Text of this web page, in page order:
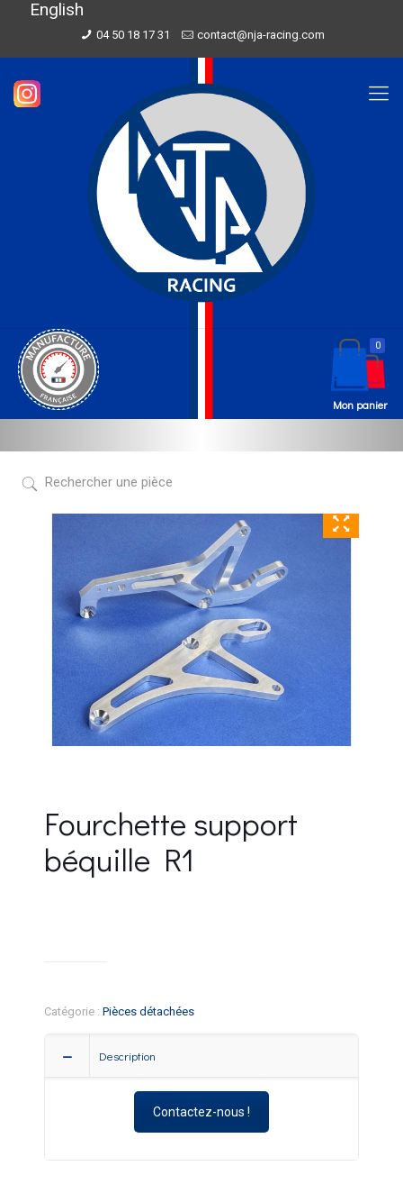
English
04 50 18 17 31 contact@nja-racing.com
0
Fourchette support
béquille R1
Catégorie :Pièces détachées
Description
Contactez-nous !